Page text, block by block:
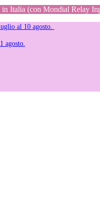
Italia (con Mondial Relay
al 10 agosto.
agosto.